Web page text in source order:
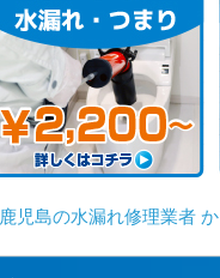
鹿児島の水漏れ修理業者